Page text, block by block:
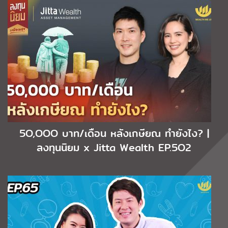
5O,OOO บาท/เดือน หลังเกษียณ ทำยังไง? |
ลงทุนนิยม x Jitta Wealth EP.5O2